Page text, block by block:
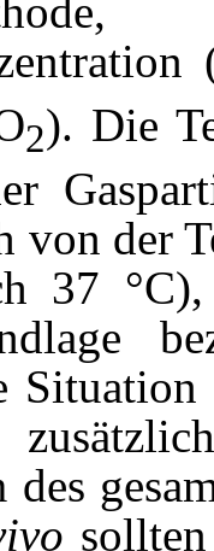
2). Die
von der
37
des